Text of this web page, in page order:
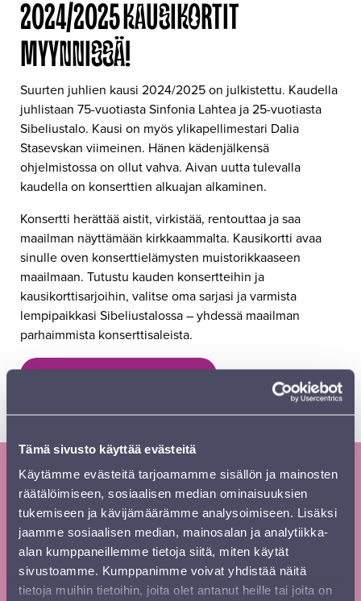
Tämä sivusto käyttää evästeitä
Käytämme evästeitä tarjoamamme sisällön ja mainosten
räätälöimiseen, sosiaalisen median ominaisuuksien
tukemiseen ja kävijämäärämme analysoimiseen. Lisäksi
jaamme sosiaalisen median, mainosalan ja analytiikka-
alan kumppaneillemme tietoja siitä, miten käytät
sivustoamme. Kumppanimme voivat yhdistää näitä
tietoja muihin tietoihin, joita olet antanut heille tai joita on
2024/2025 KAUSIKORTIT
MYYNNISSÄ!
Suurten juhlien kausi 2024/2025 on julkistettu. Kaudella
juhlistaan 75-vuotiasta Sinfonia Lahtea ja 25-vuotiasta
Sibeliustalo. Kausi on myös ylikapellimestari Dalia
Stasevskan viimeinen. Hänen kädenjälkensä
ohjelmistossa on ollut vahva. Aivan uutta tulevalla
kaudella on konserttien alkuajan alkaminen.
Konsertti herättää aistit, virkistää, rentouttaa ja saa
maailman näyttämään kirkkaammalta. Kausikortti avaa
sinulle oven konserttielämysten muistorikkaaseen
maailmaan. Tutustu kauden konsertteihin ja
kausikorttisarjoihin, valitse oma sarjasi ja varmista
lempipaikkasi Sibeliustalossa – yhdessä maailman
parhaimmista konserttisaleista.
LUE KAUSIKORTTIESITE
TILAA KAUSIKORTTI
Tilaa Sinfonia Lahden uutiskirje ja
kausiesite
Tilaa
uutiskirje
footer FI
Etunimi*